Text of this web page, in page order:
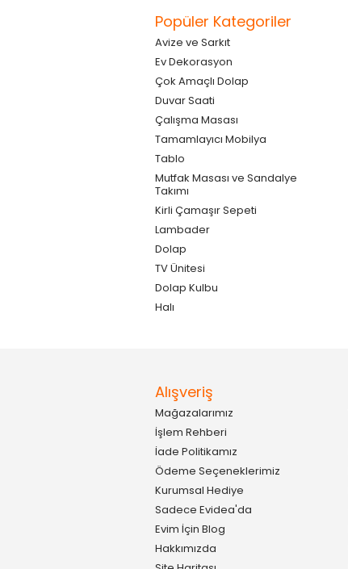
Popüler Kategoriler
Avize ve Sarkıt
Ev Dekorasyon
Çok Amaçlı Dolap
Duvar Saati
Çalışma Masası
Tamamlayıcı Mobilya
Tablo
Mutfak Masası ve Sandalye
Takımı
Kirli Çamaşır Sepeti
Lambader
Dolap
TV Ünitesi
Dolap Kulbu
Halı
Alışveriş
Mağazalarımız
İşlem Rehberi
İade Politikamız
Ödeme Seçeneklerimiz
Kurumsal Hediye
Sadece Evidea'da
Evim İçin Blog
Hakkımızda